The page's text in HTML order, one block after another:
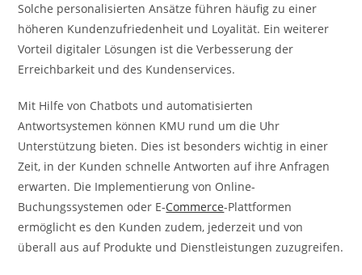
Solche personalisierten Ansätze führen häufig zu einer
höheren Kundenzufriedenheit und Loyalität. Ein weiterer
Vorteil digitaler Lösungen ist die Verbesserung der
Erreichbarkeit und des Kundenservices.
Mit Hilfe von Chatbots und automatisierten
Antwortsystemen können KMU rund um die Uhr
Unterstützung bieten. Dies ist besonders wichtig in einer
Zeit, in der Kunden schnelle Antworten auf ihre Anfragen
erwarten. Die Implementierung von Online-
Buchungssystemen oder E-Commerce-Plattformen
ermöglicht es den Kunden zudem, jederzeit und von
überall aus auf Produkte und Dienstleistungen zuzugreifen.